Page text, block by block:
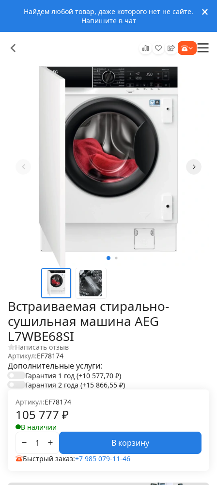
Найдем любой товар, даже которого нет не сайте.
Напишите в чат
Встраиваемая стирально-
сушильная машина AEG
L7WBE68SI
Написать отзыв
Артикул:EF78174
Дополнительные услуги:
Гарантия 1 год (+10 577,70 ₽)
Гарантия 2 года (+15 866,55 ₽)
Артикул:EF78174
105 777 ₽
В наличии
В корзину
Быстрый заказ:+7 985 079-11-46